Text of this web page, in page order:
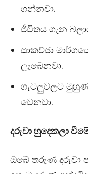
ගන්නවා.
ජීවිතය ගැන
සාකච්ඡා
ලැබෙනවා.
ගැටලුවලට
වෙනවා.
දරුවා හුදෙකලා
ඔබේ තරුණ දරුවා